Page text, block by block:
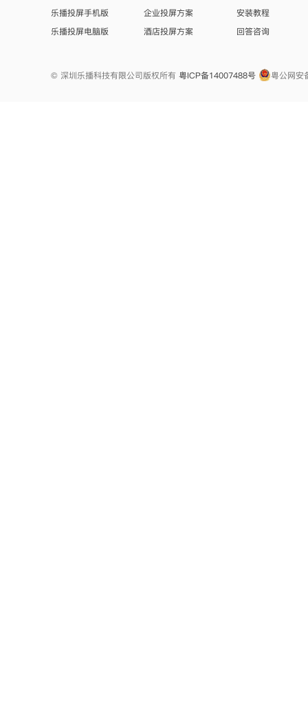
乐播投屏手机版
乐播投屏电脑版
企业投屏方案
酒店投屏方案
安装教程
回答咨询
© 深圳乐播科技有限公司版权所有 粤ICP备14007488号 粤公网安